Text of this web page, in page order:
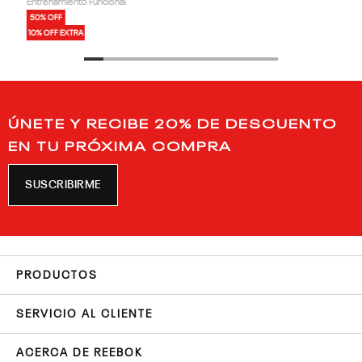
Entrenamiento Funcional
50% OFF
10% OFF EXTRA
ÚNETE Y RECIBE 20% DE DESCUENTO
EN TU PRÓXIMA COMPRA
SUSCRIBIRME
PRODUCTOS
SERVICIO AL CLIENTE
ACERCA DE REEBOK